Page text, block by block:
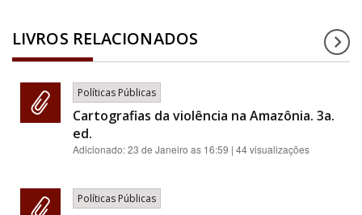
LIVROS RELACIONADOS
Políticas Públicas
Cartografias da violência na Amazônia. 3a.
ed.
Adicionado:23 de Janeiro as 16:59 | 44 visualizações
Políticas Públicas